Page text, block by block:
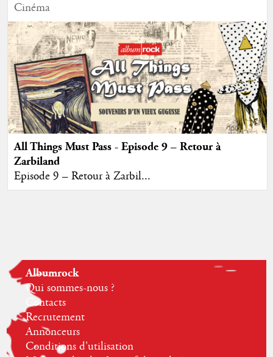
Cinéma
All Things Must Pass - Episode 9 – Retour à
Zarbiland
Episode 9 – Retour à Zarbil...
Albumrock
Qui sommes-nous ?
Contacts
Recrutement
Annonceurs
Conditions d'utilisation